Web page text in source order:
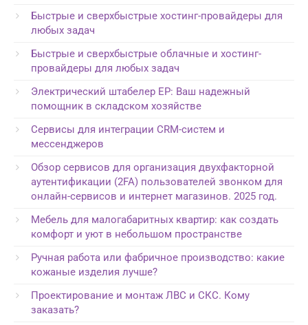
Быстрые и сверхбыстрые хостинг-провайдеры для
любых задач
Быстрые и сверхбыстрые облачные и хостинг-
провайдеры для любых задач
Электрический штабелер EP: Ваш надежный
помощник в складском хозяйстве
Сервисы для интеграции CRM-систем и
мессенджеров
Обзор сервисов для организация двухфакторной
аутентификации (2FA) пользователей звонком для
онлайн-сервисов и интернет магазинов. 2025 год.
Мебель для малогабаритных квартир: как создать
комфорт и уют в небольшом пространстве
Ручная работа или фабричное производство: какие
кожаные изделия лучше?
Проектирование и монтаж ЛВС и СКС. Кому
заказать?